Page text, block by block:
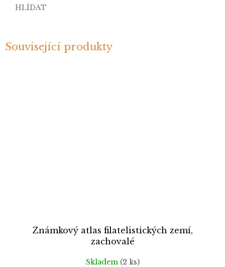
HLÍDAT
Související produkty
Známkový atlas filatelistických zemí,
zachovalé
Skladem (2 ks)